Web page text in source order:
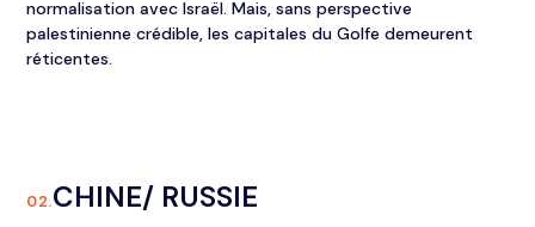
normalisation avec Israël. Mais, sans perspective
palestinienne crédible, les capitales du Golfe demeurent
réticentes.
02.CHINE/ RUSSIE